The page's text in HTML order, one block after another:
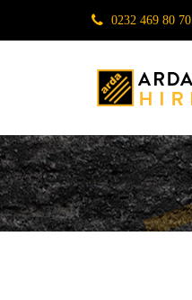
0232 469 80 70